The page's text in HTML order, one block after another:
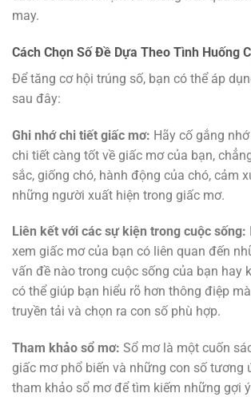
may.
Cách Chọn Số Đề Dựa Theo Tình Huống
Để tăng cơ hội trúng số, bạn có thể áp
sau đây:
Ghi nhớ chi tiết giấc mơ: Hãy cố gắng
chi tiết càng tốt về giấc mơ của bạn,
sắc, giống chó, hành động của chó, cảm
những người xuất hiện trong giấc mơ.
Liên kết với các sự kiện trong cuộc sống:
xem giấc mơ của bạn có liên quan đến
vấn đề nào trong cuộc sống của bạn hay
có thể giúp bạn hiểu rõ hơn thông điệp
truyền tải và chọn ra con số phù hợp.
Tham khảo sổ mơ: Sổ mơ là một cuốn
giấc mơ phổ biến và những con số tương
tham khảo sổ mơ để tìm kiếm những gợi